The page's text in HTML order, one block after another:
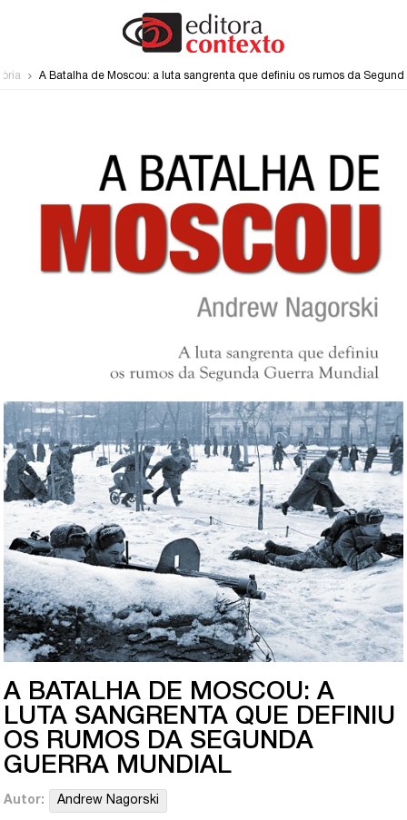
A Batalha de Moscou: a luta sangrenta que definiu os rumos da
A BATALHA DE MOSCOU: A
LUTA SANGRENTA QUE DEFINIU
OS RUMOS DA SEGUNDA
GUERRA MUNDIAL
Autor: Andrew Nagorski